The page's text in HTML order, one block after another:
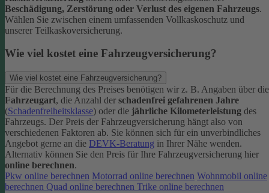
Beschädigung, Zerstörung oder Verlust des eigenen Fahrzeugs.
Wählen Sie zwischen einem umfassenden Vollkaskoschutz und
unserer Teilkaskoversicherung.
Wie viel kostet eine Fahrzeugversicherung?
Wie viel kostet eine Fahrzeugversicherung?
Für die Berechnung des Preises benötigen wir z. B. Angaben über die
Fahrzeugart, die Anzahl der schadenfrei gefahrenen Jahre
(Schadenfreiheitsklasse) oder die jährliche Kilometerleistung des
Fahrzeugs. Der Preis der Fahrzeugversicherung hängt also von
verschiedenen Faktoren ab. Sie können sich für ein unverbindliches
Angebot gerne an die DEVK-Beratung in Ihrer Nähe wenden.
Alternativ können Sie den Preis für Ihre Fahrzeugversicherung hier
online berechnen.
Pkw online berechnen Motorrad online berechnen Wohnmobil online
berechnen Quad online berechnen Trike online berechnen